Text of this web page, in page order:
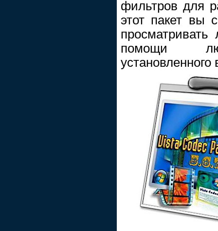
фильтров для
этот пакет вы
помощи